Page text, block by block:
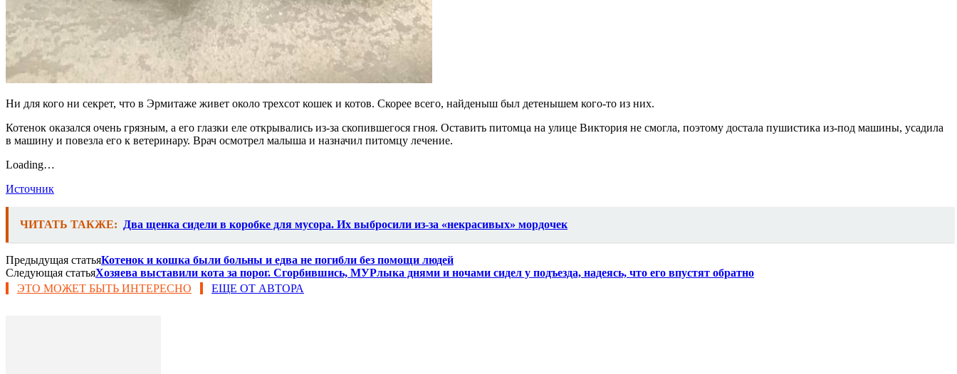
Ни для кого ни секрет, что в Эрмитаже живет около трехсот кошек и котов. Скорее всего, найденыш был детенышем кого-то из них.
Котенок оказался очень грязным, а его глазки еле открывались из-за скопившегося гноя. Оставить питомца на улице Виктория не смогла, поэтому достала пушистика из-под машины, усадила
в машину и повезла его к ветеринару. Врач осмотрел малыша и назначил питомцу лечение.
Loading…
Источник
ЧИТАТЬ ТАКЖЕ: Два щенка сидели в коробке для мусора. Их выбросили из-за «некрасивых» мордочек
Предыдущая статьяКотенок и кошка были больны и едва не погибли без помощи людей
Следующая статьяХозяева выставили кота за порог. Сгорбившись, МУРлыка днями и ночами сидел у подъезда, надеясь, что его впустят обратно
ЭТО МОЖЕТ БЫТЬ ИНТЕРЕСНО
ЕЩЕ ОТ АВТОРА